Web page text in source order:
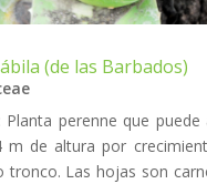
(de las Barbados)
Planta perenne que puede
de altura por
tronco. Las hojas son